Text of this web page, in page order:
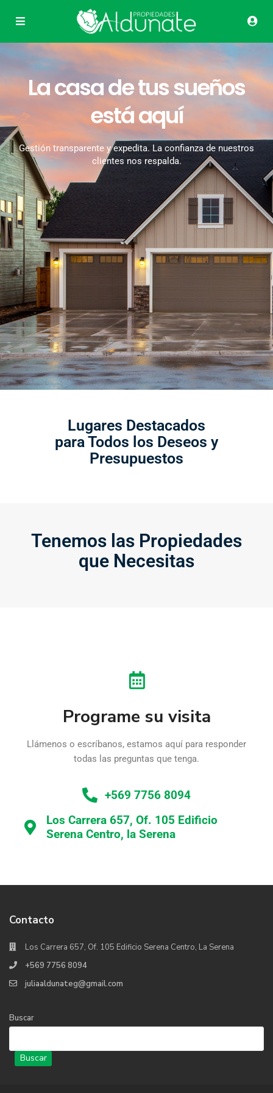
La casa de tus sueños
está aquí
Gestión transparente y expedita. La confianza de nuestros
clientes nos respalda.
Lugares Destacados
para Todos los Deseos y
Presupuestos
Tenemos las Propiedades
que Necesitas
Programe su visita
Llámenos o escríbanos, estamos aquí para responder
todas las preguntas que tenga.
+569 7756 8094
Los Carrera 657, Of. 105 Edificio
Serena Centro, la Serena
Contacto
Los Carrera 657, Of. 105 Edificio Serena Centro, La Serena
+569 7756 8094
juliaaldunateg@gmail.com
Buscar
Buscar